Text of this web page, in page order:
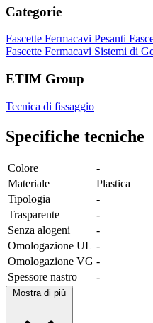
Categorie
Fascette Fermacavi Pesanti
Fascette Fermacavi Sistemi di
ETIM Group
Tecnica di fissaggio
Specifiche tecniche
Colore
-
Materiale
Plastica
Tipologia
-
Trasparente
-
Senza alogeni
-
Omologazione UL -
Omologazione VG -
Spessore nastro
-
Mostra di più